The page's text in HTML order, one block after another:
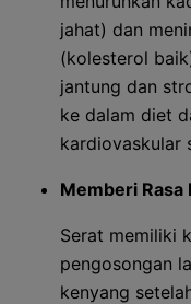
jahat) dan
(kolesterol
jantung dan
ke dalam diet
kardiovaskular
Memberi Rasa
Serat memiliki
pengosongan
kenyang